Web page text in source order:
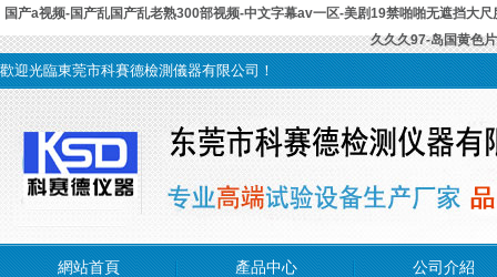
国产a视频-国产乱国产乱老熟300部视频-中文字幕av一区-美剧19禁啪啪无遮挡大
久久久97-岛国黄色
歡迎光臨東莞市科賽德檢測儀器有限公司！
網站首頁 產品中心 公司介紹